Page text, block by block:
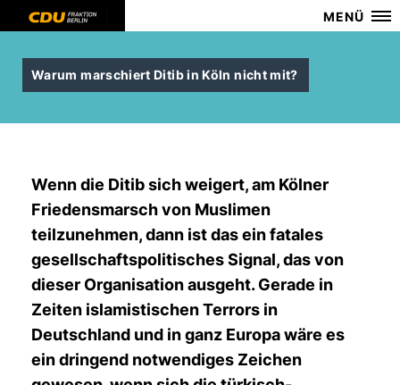
MENÜ
Warum marschiert Ditib in Köln nicht mit?
Wenn die Ditib sich weigert, am Kölner
Friedensmarsch von Muslimen
teilzunehmen, dann ist das ein fatales
gesellschaftspolitisches Signal, das von
dieser Organisation ausgeht. Gerade in
Zeiten islamistischen Terrors in
Deutschland und in ganz Europa wäre es
ein dringend notwendiges Zeichen